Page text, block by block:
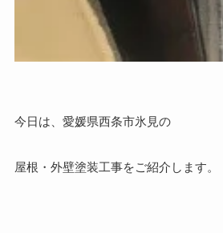
今日は、愛媛県西条市氷見の
屋根・外壁塗装工事をご紹介します。